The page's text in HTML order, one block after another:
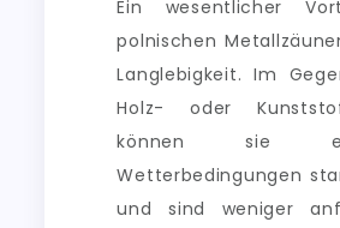
Ein wesentlicher
polnischen
Langlebigkeit. Im
Holz- oder
können sie
Wetterbedingungen
und sind weniger